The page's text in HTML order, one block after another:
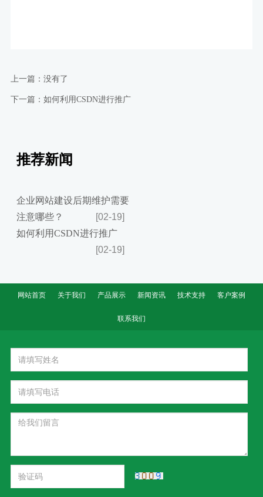
上一篇：没有了
下一篇：如何利用CSDN进行推广
推荐新闻
企业网站建设后期维护需要
注意哪些？
[02-19]
如何利用CSDN进行推广
[02-19]
网站首页 关于我们 产品展示 新闻资讯 技术支持 客户案例
联系我们